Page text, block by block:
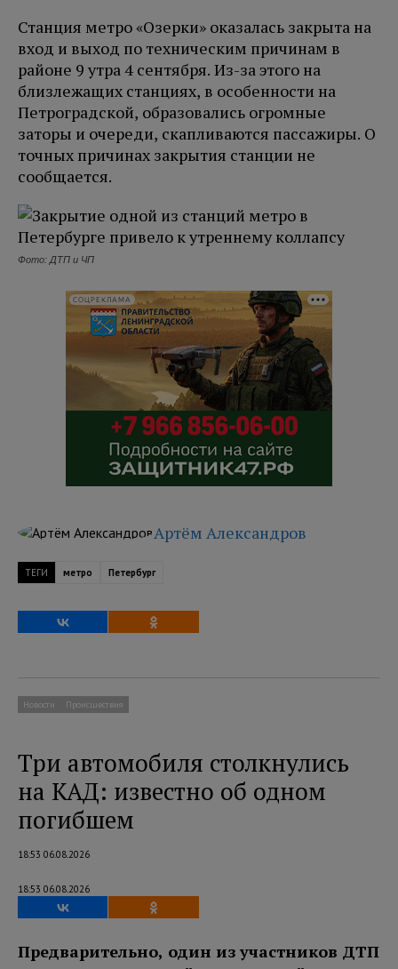
Станция метро «Озерки» оказалась закрыта на
вход и выход по техническим причинам в
районе 9 утра 4 сентября. Из-за этого на
близлежащих станциях, в особенности на
Петроградской, образовались огромные
заторы и очереди, скапливаются пассажиры. О
точных причинах закрытия станции не
сообщается.
Фото: ДТП и ЧП
СОЦРЕКЛАМА
Артём Александров
ТЕГИ метро Петербург
Новости Происшествия
Три автомобиля столкнулись
на КАД: известно об одном
погибшем
18:53 06.08.2026
18:53 06.08.2026
Предварительно, один из участников ДТП